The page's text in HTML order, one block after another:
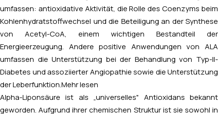
umfassen: antioxidative Aktivität, die Rolle des Coenzyms beim
Kohlenhydratstoffwechsel und die Beteiligung an der Synthese
von Acetyl-CoA, einem wichtigen Bestandteil der
Energieerzeugung. Andere positive Anwendungen von ALA
umfassen die Unterstützung bei der Behandlung von Typ-II-
Diabetes und assoziierter Angiopathie sowie die Unterstützung
der Leberfunktion. Mehr lesen
Alpha-Liponsäure ist als „universelles" Antioxidans bekannt
geworden. Aufgrund ihrer chemischen Struktur ist sie sowohl in